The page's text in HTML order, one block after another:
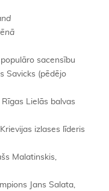
populāro sacensību
Savicks (pēdējo
Lielās balvas
izlases līderis
Malatinskis,
Jans Salata,